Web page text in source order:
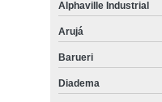
Alphaville Industrial
Arujá
Barueri
Diadema